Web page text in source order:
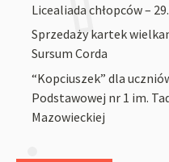
Licealiada chłopców –
Sprzedaży kartek
Sursum Corda
“Kopciuszek” dla
Podstawowej nr 1 im.
Mazowieckiej